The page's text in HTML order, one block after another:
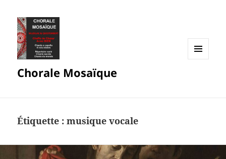
Chorale Mosaïque
Étiquette :musique vocale